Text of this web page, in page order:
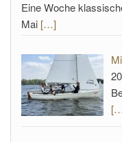
Eine Woche
Mai […]